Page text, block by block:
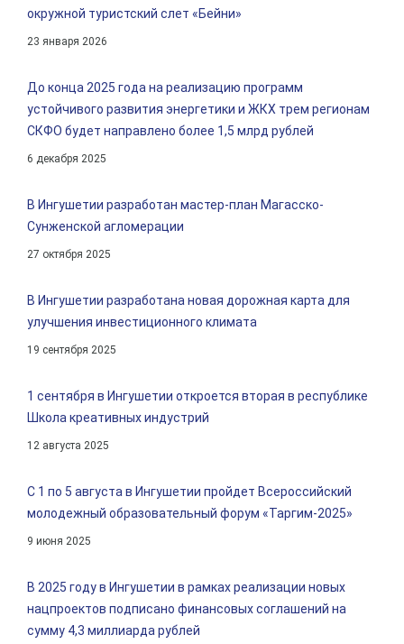
окружной туристский слет «Бейни»
23 января 2026
До конца 2025 года на реализацию программ
устойчивого развития энергетики и ЖКХ трем регионам
СКФО будет направлено более 1,5 млрд рублей
6 декабря 2025
В Ингушетии разработан мастер-план Магасско-
Сунженской агломерации
27 октября 2025
В Ингушетии разработана новая дорожная карта для
улучшения инвестиционного климата
19 сентября 2025
1 сентября в Ингушетии откроется вторая в республике
Школа креативных индустрий
12 августа 2025
С 1 по 5 августа в Ингушетии пройдет Всероссийский
молодежный образовательный форум «Таргим-2025»
9 июня 2025
В 2025 году в Ингушетии в рамках реализации новых
нацпроектов подписано финансовых соглашений на
сумму 4,3 миллиарда рублей